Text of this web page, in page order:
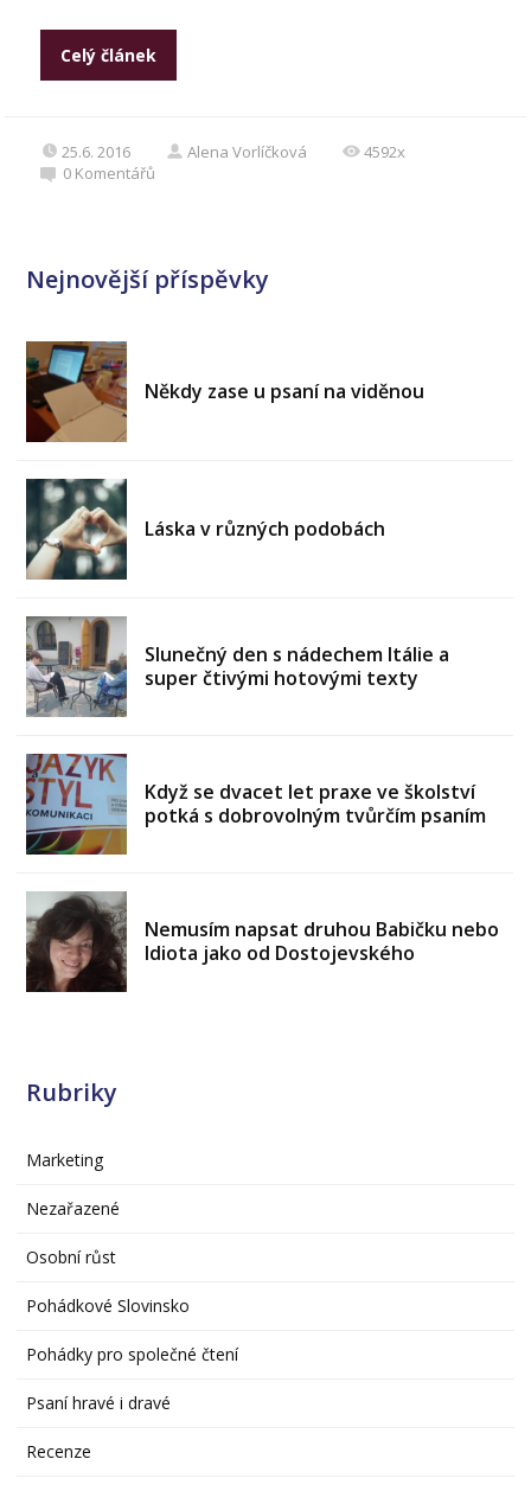
Celý článek
25.6. 2016 Alena Vorlíčková
4592x
0 Komentářů
Nejnovější příspěvky
Někdy zase u psaní na viděnou
Láska v různých podobách
Slunečný den s nádechem Itálie a
super čtivými hotovými texty
Když se dvacet let praxe ve školství
potká s dobrovolným tvůrčím psaním
Nemusím napsat druhou Babičku nebo
Idiota jako od Dostojevského
Rubriky
Marketing
Nezařazené
Osobní růst
Pohádkové Slovinsko
Pohádky pro společné čtení
Psaní hravé i dravé
Recenze